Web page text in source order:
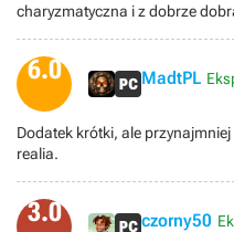
charyzmatyczna i z dobrze
Przeciętny wątek główny choć
zakończenia.2. Dużo nudnego
nudnych misji.
6.0 MadtPL
Dodatek krótki, ale
realia.
3.0 czorny50